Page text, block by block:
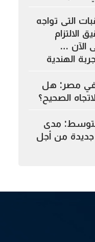
التى تواجه
الالتزام
الآن …
الهندية
في مصر: هل
الصحيح؟
مدى
جديدة من أجل